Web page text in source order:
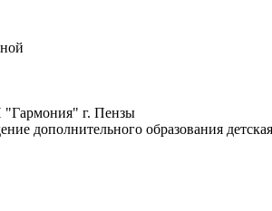
г. Пензы
дополнительного образования